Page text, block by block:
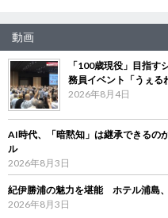
動画
「100歳現役」目指
務員イベント「うぇる
2026年8月4日
AI時代、「暗黙知」は継承できる
ル
2026年8月3日
紀伊勝浦の魅力を堪能 ホテル浦島
2026年8月3日